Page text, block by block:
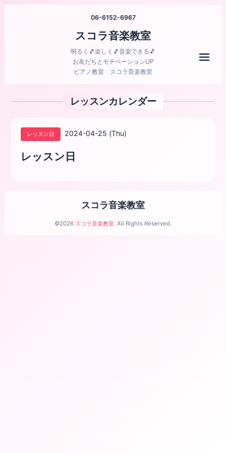
06-6152-6967
スコラ音楽教室
明るく🎵楽しく🎵音楽できる🎵
お友だちとモチベーションUP
ピアノ教室 スコラ音楽教室
レッスンカレンダー
レッスン日 2024-04-25 (Thu)
レッスン日
スコラ音楽教室
©2026 スコラ音楽教室. All Rights Reserved.